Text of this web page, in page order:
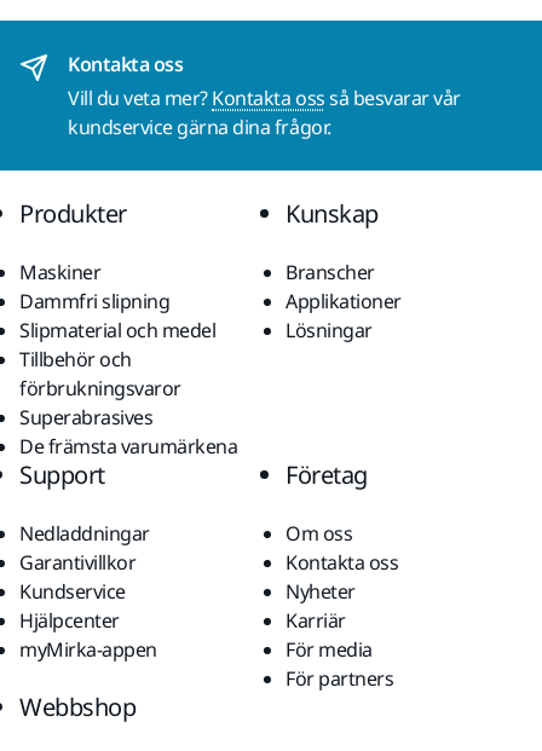
Kontakta oss
Vill du veta mer?Kontakta ossså besvarar vår
kundservice gärna dina frågor.
Produkter
Maskiner
Dammfri slipning
Slipmaterial och medel
Tillbehör och
förbrukningsvaror
Superabrasives
De främsta varumärkena
Kunskap
Branscher
Applikationer
Lösningar
Support
Nedladdningar
Garantivillkor
Kundservice
Hjälpcenter
myMirka-appen
Företag
Om oss
Kontakta oss
Nyheter
Karriär
För media
För partners
Webbshop